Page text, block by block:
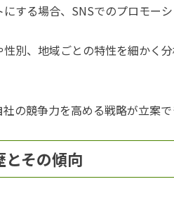
する場合、SNSでのプロモー
性別、地域ごとの特性を細かく
社の競争力を高める戦略が立案
とその傾向